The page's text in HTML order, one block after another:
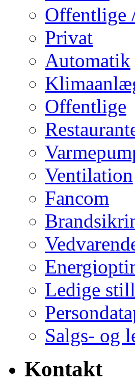
Offentlige
Privat
Automatik
Offentlige
Ventilation
Fancom
Ledige
Salgs- og
Kontakt